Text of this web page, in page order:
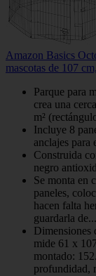
Amazon Basics
mascotas de 107
Parque para
crea una
m²
Incluye 8
anclajes para
Construida
negro
Se monta en
paneles,
hacen falta
guardarla de...
Dimensiones
mide 61 x
montado:
profundidad,